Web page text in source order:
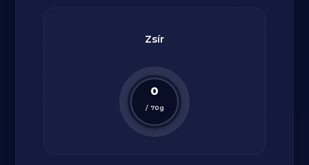
Zsír
0
/ 70g